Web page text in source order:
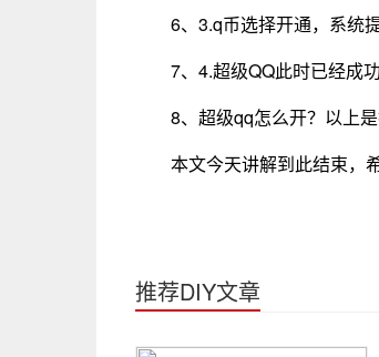
6、3.q币选择开通，系统
7、4.超级QQ此时已经成功
8、超级qq怎么开？以上
本文今天讲解到此结束，
推荐DIY文章